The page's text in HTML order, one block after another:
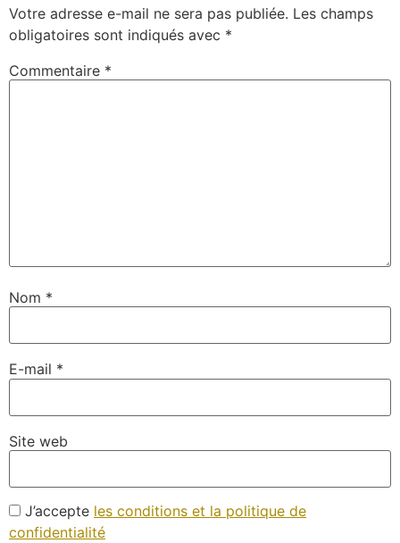
Votre adresse e-mail ne sera pas publiée. Les champs
obligatoires sont indiqués avec *
Commentaire *
Nom *
E-mail *
Site web
J’accepte les conditions et la politique de
confidentialité